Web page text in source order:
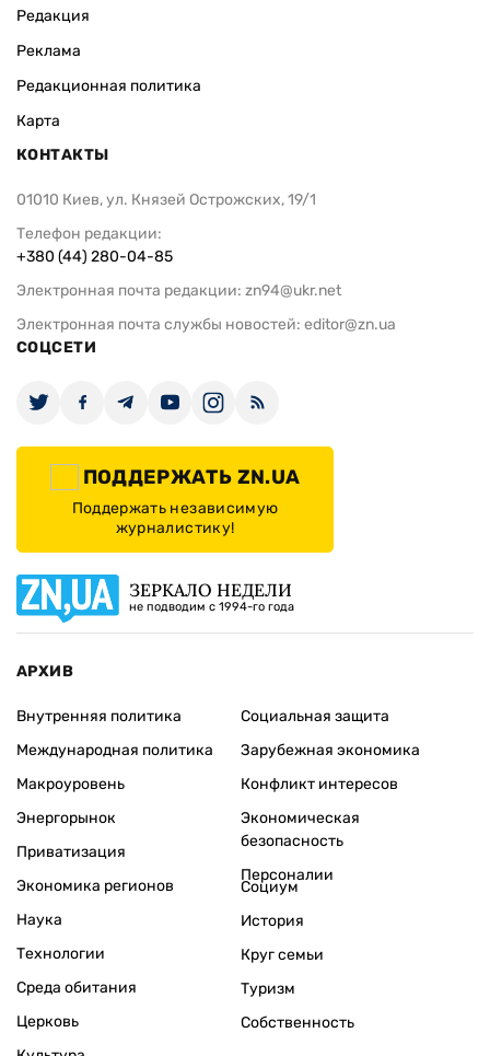
Редакция
Реклама
Редакционная политика
Карта
КОНТАКТЫ
01010 Киев, ул. Князей Острожских, 19/1
Телефон редакции:
+380 (44) 280-04-85
Электронная почта редакции: zn94@ukr.net
Электронная почта службы новостей: editor@zn.ua
СОЦСЕТИ
ПОДДЕРЖАТЬ ZN.UA
Поддержать независимую
журналистику!
ЗЕРКАЛО НЕДЕЛИ
не подводим с 1994-го года
АРХИВ
Внутренняя политика
Международная политика
Макроуровень
Энергорынок
Приватизация
Экономика регионов
Социальная защита
Зарубежная экономика
Конфликт интересов
Экономическая
безопасность
Персоналии
Наука
Технологии
Среда обитания
Церковь
Социум
История
Круг семьи
Туризм
Собственность